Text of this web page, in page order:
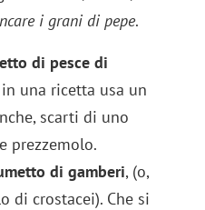
i grani di pepe.
di pesce di
in una ricetta usa un
scarti di uno
prezzemolo.
di gamberi, (o,
di crostacei). Che si